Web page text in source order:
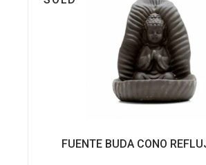
FUENTE BUDA CONO